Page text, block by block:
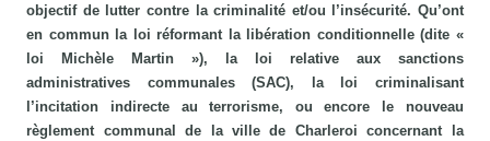
objectif de lutter contre la criminalité et/ou l’insécurité. Qu’ont
en commun la loi réformant la libération conditionnelle (dite «
loi Michèle Martin »), la loi relative aux sanctions
administratives communales (SAC), la loi criminalisant
l’incitation indirecte au terrorisme, ou encore le nouveau
règlement communal de la ville de Charleroi concernant la